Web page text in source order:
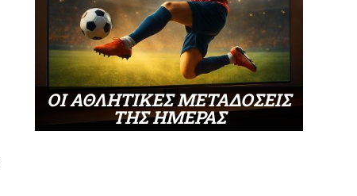
ΟΙ ΑΘΛΗΤΙΚΕΣ ΜΕΤΑΔΟΣΕΙΣ
ΤΗΣ ΗΜΕΡΑΣ